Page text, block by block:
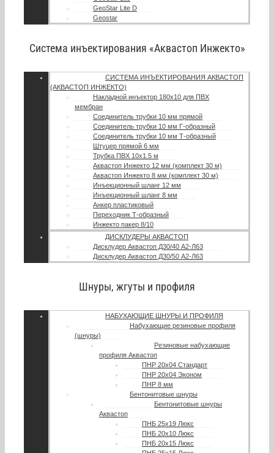
GeoStar Lite D
Geostar
Система инъектирования «Аквастоп Инжекто»
СИСТЕМА ИНЪЕКТИРОВАНИЯ АКВАСТОП
(АКВАСТОП ИНЖЕКТО)
Накладной инъектор 180х10 для ПВХ
мембран
Соединитель трубки 10 мм прямой
Соединитель трубки 10 мм Г-образный
Соединитель трубки 10 мм Т-образный
Штуцер прямой 6 мм
Трубка ПВХ 10х1.5 м
Аквастоп Инжекто 12 мм (комплект 30 м)
Аквастоп Инжекто 8 мм (комплект 30 м)
Инъекционный шланг 12 мм
Инъекционный шланг 8 мм
Анкер пластиковый
Переходник Т-образный
Инжекто пакер 8/10
ДИСКЛУДЕРЫ АКВАСТОП
Дисклудер Аквастоп Д30/40 А2-Л63
Дисклудер Аквастоп Д30/50 А2-Л63
Шнуры, жгуты и профиля
НАБУХАЮЩИЕ ШНУРЫ И ПРОФИЛЯ
Набухающие резиновые профиля
(шнуры)
Резиновые набухающие
профиля Аквастоп
ПНР 20х04 Стандарт
ПНР 20х04 Эконом
ПНР 8 мм
Бентонитовые шнуры
Бентонитовые шнуры
Аквастоп
ПНБ 25х19 Люкс
ПНБ 20х10 Люкс
ПНБ 20х15 Люкс